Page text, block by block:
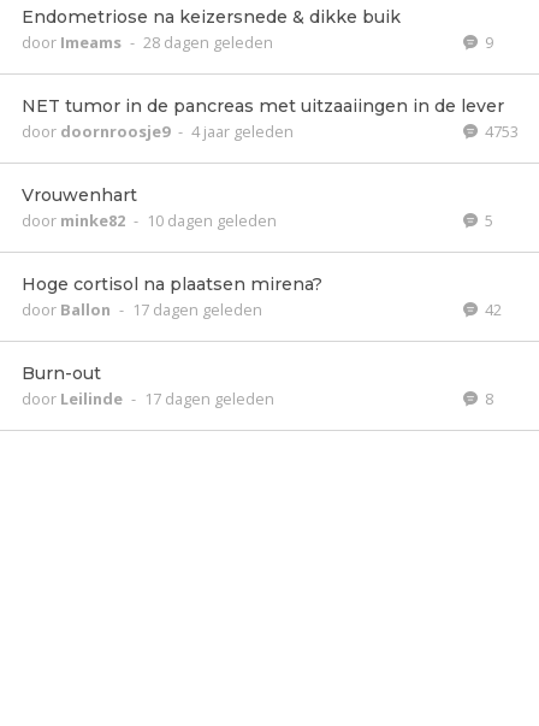
Endometriose na keizersnede & dikke buik
door Imeams - 28 dagen geleden 9
NET tumor in de pancreas met uitzaaiingen in de lever
door doornroosje9 - 4 jaar geleden 4753
Vrouwenhart
door minke82 - 10 dagen geleden 5
Hoge cortisol na plaatsen mirena?
door Ballon - 17 dagen geleden 42
Burn-out
door Leilinde - 17 dagen geleden 8